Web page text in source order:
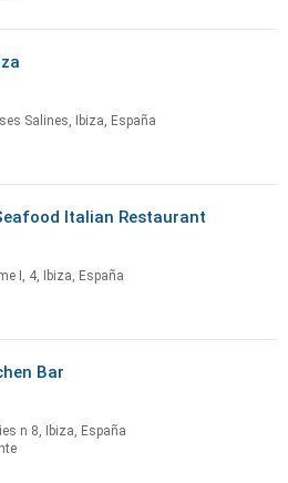
Salines, Ibiza, España
Italian Restaurant
I, 4, Ibiza, España
Bar
n 8, Ibiza, España